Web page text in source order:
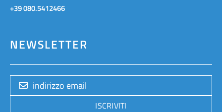
+39 080.5412466
NEWSLETTER
ISCRIVITI